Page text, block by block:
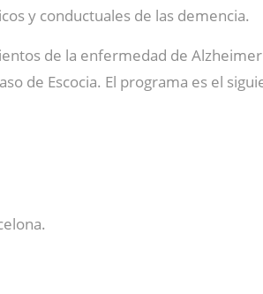
y conductuales de las demencia.
de la enfermedad de
de Escocia. El programa es el